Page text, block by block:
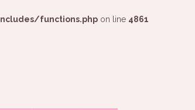
functions.php on line 4861